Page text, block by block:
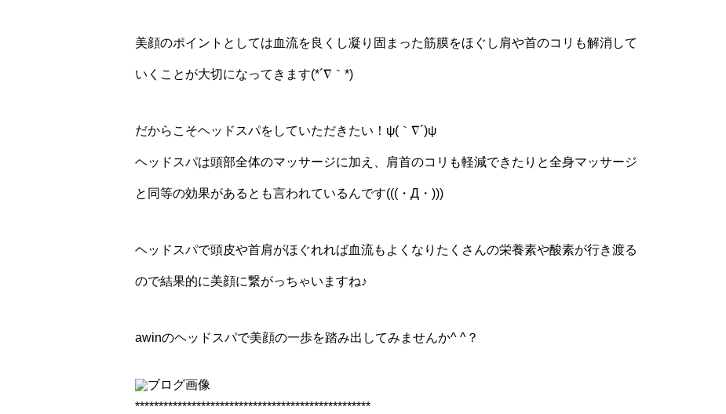
美顔のポイントとしては血流を良くし凝り固まった筋膜をほぐし肩や首のコリも解消して
いくことが大切になってきます(*´∇｀*)
だからこそヘッドスパをしていただきたい！ψ(｀∇´)ψ
ヘッドスパは頭部全体のマッサージに加え、肩首のコリも軽減できたりと全身マッサージ
と同等の効果があるとも言われているんです(((・Д・)))
ヘッドスパで頭皮や首肩がほぐれれば血流もよくなりたくさんの栄養素や酸素が行き渡る
ので結果的に美顔に繋がっちゃいますね♪
awinのヘッドスパで美顔の一歩を踏み出してみませんか^ ^？
**************************************************